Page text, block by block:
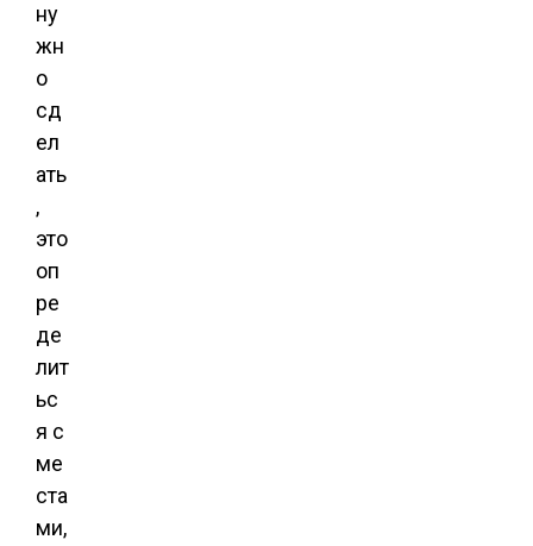
ну
жн
о
сд
ел
ать
,
это
оп
ре
де
лит
ьс
я с
ме
ста
ми,